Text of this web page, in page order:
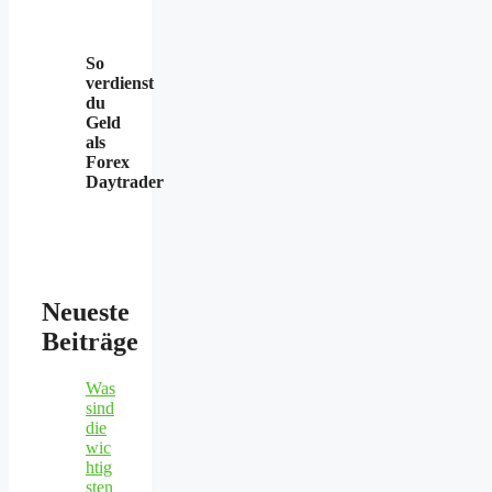
So
verdienst
du
Geld
als
Forex
Daytrader
Neueste
Beiträge
Was
sind
die
wic
htig
sten